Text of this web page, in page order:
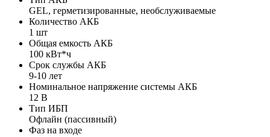
GEL, герметизированные, необслуживаемые
Количество АКБ
1 шт
Общая емкость АКБ
100 кВт*ч
Срок службы АКБ
9-10 лет
Номинальное напряжение системы АКБ
12 В
Тип ИБП
Офлайн (пассивный)
Фаз на входе